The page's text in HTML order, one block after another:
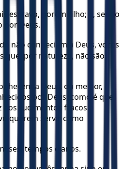
escravo, porém filho; e, sendo
por Deus.
não conheciam a Deus, vocês
que, por natureza, não são
a Deus, ou melhor,
por Deus, como é que
rudimentos fracos e
querem servir como
tempos e anos.